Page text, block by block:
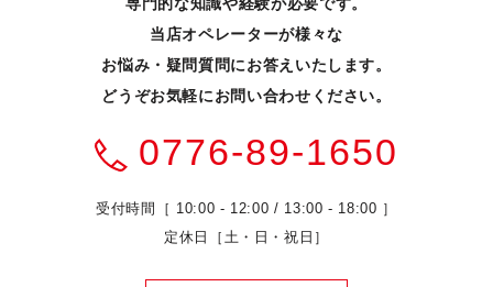
当店オペレーターが様々な
お悩み・疑問質問にお答えいたします。
どうぞお気軽にお問い合わせください。
0776-89-1650
受付時間［ 10:00 - 12:00 / 13:00 - 18:00 ］
定休日［土・日・祝日］